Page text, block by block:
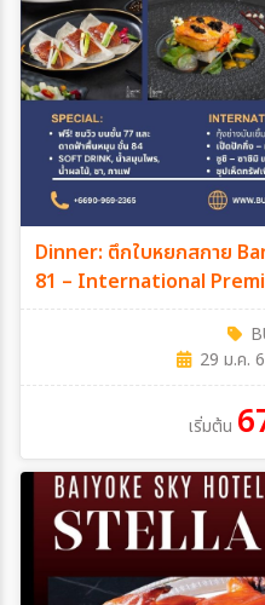
Dinner: ตึกใบหยกสกาย
81 – International
29 ม.ค.
เริ่มต้น